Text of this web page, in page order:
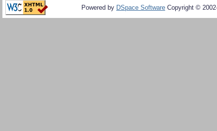
Powered by DSpace Software Copyright ©